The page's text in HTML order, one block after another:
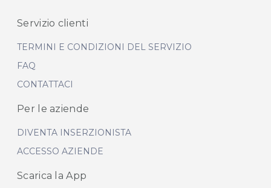
Servizio clienti
TERMINI E CONDIZIONI DEL SERVIZIO
FAQ
CONTATTACI
Per le aziende
DIVENTA INSERZIONISTA
ACCESSO AZIENDE
Scarica la App